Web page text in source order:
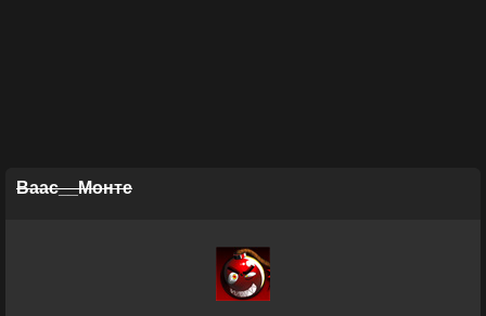
Ваас__Монте